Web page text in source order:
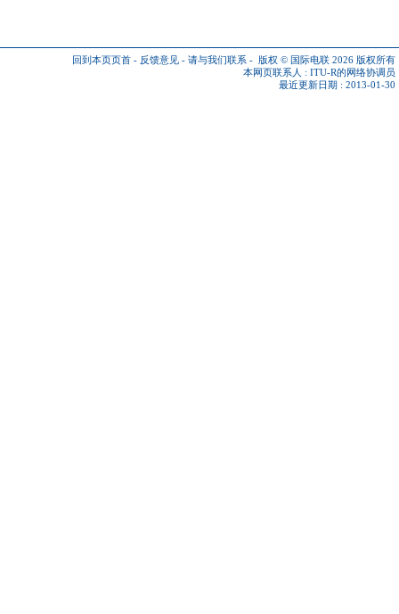
回到本页页首 - 反馈意见 - 请与我们联系 - 版权 © 国际电联 2026 版权所有
本网页联系人 : ITU-R的网络协调员
最近更新日期 : 2013-01-30